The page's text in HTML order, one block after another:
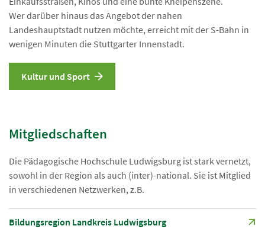
Wer darüber hinaus das Angebot der nahen
Landeshauptstadt nutzen möchte, erreicht mit der S-Bahn in
wenigen Minuten die Stuttgarter Innenstadt.
Kultur und Sport
Mitgliedschaften
Die Pädagogische Hochschule Ludwigsburg ist stark vernetzt,
sowohl in der Region als auch (inter)-national. Sie ist Mitglied
in verschiedenen Netzwerken, z.B.
Bildungsregion Landkreis Ludwigsburg